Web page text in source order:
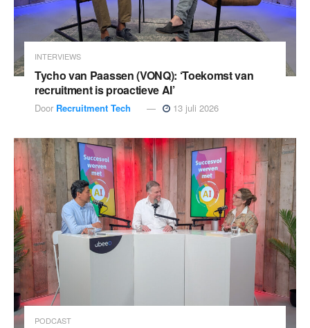
INTERVIEWS
Tycho van Paassen (VONQ): ‘Toekomst van
recruitment is proactieve AI’
Door Recruitment Tech 13 juli 2026
PODCAST